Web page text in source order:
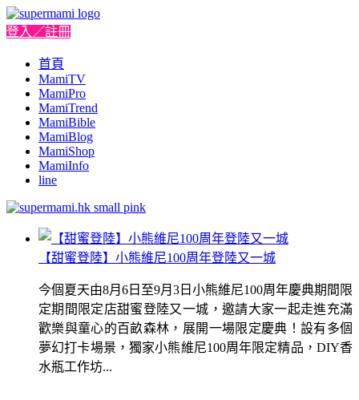
登入／註冊
首頁
MamiTV
MamiPro
MamiTrend
MamiBible
MamiBlog
MamiShop
MamiInfo
line
【甜蜜登陸】小熊維尼100周年登陸又一城
今個夏天由8月6日至9月3日小熊維尼100周年慶典期間限
定期間限定店甜蜜登陸又一城，邀請大家一起走進充滿
歡樂與童心的百畝森林，展開一場限定慶典！設有多個
夢幻打卡場景，獨家小熊維尼100周年限定精品，DIY香
水瓶工作坊...